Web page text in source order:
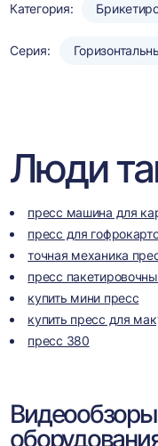
Категория:
Серия:
Люди
пресс машина для
пресс для
точная механика
пресс
купить мини пресс
купить пресс для
пресс 380
Видеообзоры